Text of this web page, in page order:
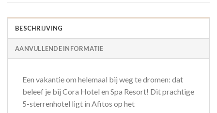
BESCHRIJVING
AANVULLENDE INFORMATIE
Een vakantie om helemaal bij weg te dromen: dat
beleef je bij Cora Hotel en Spa Resort! Dit prachtige
5-sterrenhotel ligt in Afitos op het